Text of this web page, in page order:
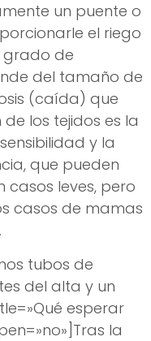
un puente o
el riego
grado de
del tamaño de
(caída) que
los tejidos es la
y la
que pueden
casos leves, pero
casos de mamas
tubos de
del alta y un
esperar
la